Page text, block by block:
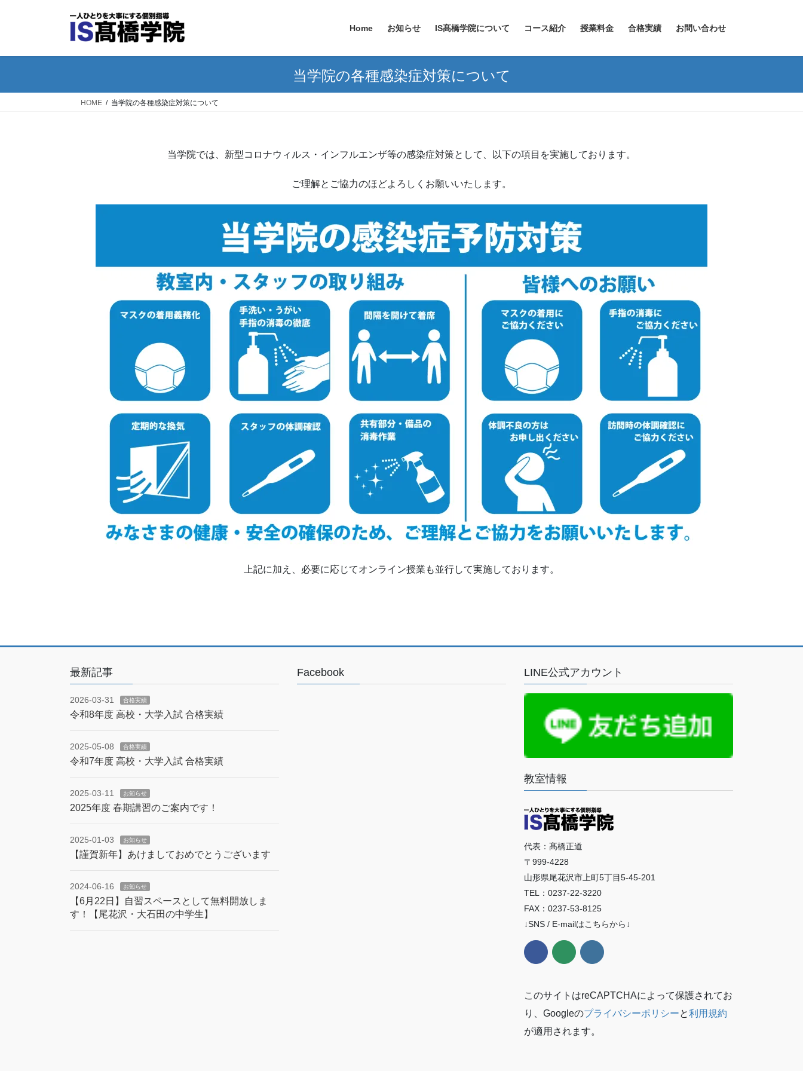
ス
ン
Home お知らせ IS髙橋学院について コース紹介 授業料金 合格実績 お問い合わせ
当学院の各種感染症対策について
HOME 当学院の各種感染症対策について
当学院では、新型コロナウィルス・インフルエンザ等の感染症対策として、以下の項目を実施しております。
ご理解とご協力のほどよろしくお願いいたします。
上記に加え、必要に応じてオンライン授業も並行して実施しております。
最新記事
2026-03-31 合格実績
令和8年度 高校・大学入試 合格実績
2025-05-08 合格実績
令和7年度 高校・大学入試 合格実績
2025-03-11 お知らせ
2025年度 春期講習のご案内です！
2025-01-03 お知らせ
【謹賀新年】あけましておめでとうございます
2024-06-16 お知らせ
【6月22日】自習スペースとして無料開放しま
す！【尾花沢・大石田の中学生】
Facebook LINE公式アカウント
教室情報
代表：髙橋正道
〒999-4228
山形県尾花沢市上町5丁目5-45-201
TEL：0237-22-3220
FAX：0237-53-8125
↓SNS / E-mailはこちらから↓
このサイトはreCAPTCHAによって保護されてお
り、Googleのプライバシーポリシーと利用規約
が適用されます。